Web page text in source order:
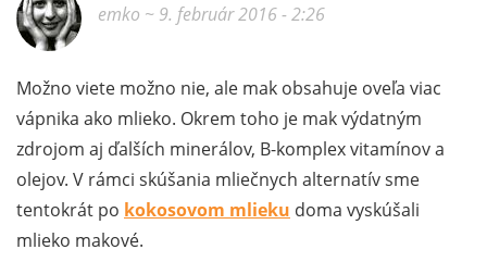
emko ~ 9. február 2016 - 2:26
Možno viete možno nie, ale mak obsahuje oveľa viac
vápnika ako mlieko. Okrem toho je mak výdatným
zdrojom aj ďalších minerálov, B-komplex vitamínov a
olejov. V rámci skúšania mliečnych alternatív sme
tentokrát po kokosovom mlieku doma vyskúšali
mlieko makové.